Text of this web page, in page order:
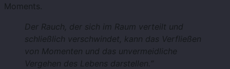
Moments.
Der Rauch, der sich im Raum verteilt und
schließlich verschwindet, kann das Verfließen
von Momenten und das unvermeidliche
Vergehen des Lebens darstellen.“